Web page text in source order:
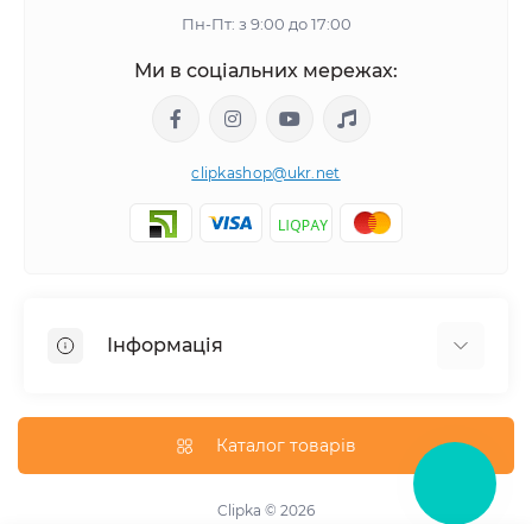
Пн-Пт: з 9:00 до 17:00
Ми в соціальних мережах:
clipkashop@ukr.net
Інформація
Контакти
Каталог товарів
Clipka © 2026